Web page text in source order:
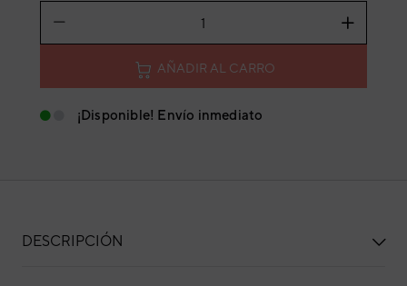
AÑADIR AL CARRO
¡Disponible! Envío inmediato
DESCRIPCIÓN